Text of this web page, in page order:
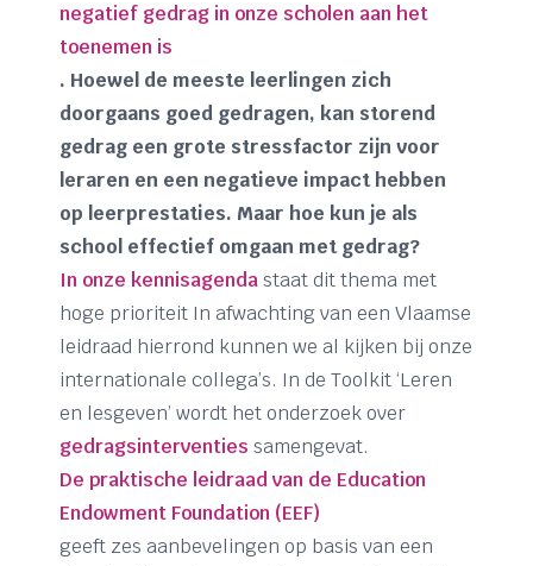
negatief gedrag in onze scholen aan het
toenemen is
. Hoewel de meeste leerlingen zich
doorgaans goed gedragen, kan storend
gedrag een grote stressfactor zijn voor
leraren en een negatieve impact hebben
op leerprestaties. Maar hoe kun je als
school effectief omgaan met gedrag?
In onze kennisagendastaat dit thema met
hoge prioriteit In afwachting van een Vlaamse
leidraad hierrond kunnen we al kijken bij onze
internationale collega’s. In de Toolkit ‘Leren
en lesgeven’ wordt het onderzoek over
gedragsinterventies samengevat.
De praktische leidraad van de Education
Endowment Foundation (EEF)
geeft zes aanbevelingen op basis van een